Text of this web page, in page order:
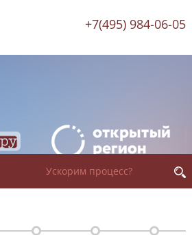
+7(495) 984-06-05